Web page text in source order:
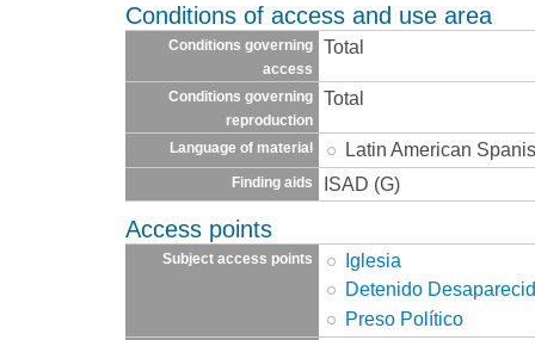
Conditions of access and use area
Conditions governing
access
Total
Conditions governing
reproduction
Total
Language of material Latin American
Finding aids ISAD (G)
Access points
Subject access points
Iglesia
Detenido
Preso Político